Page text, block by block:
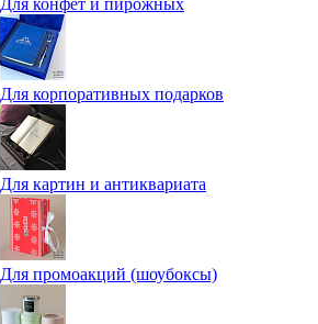
Для конфет и пирожных
Для корпоративных подарков
Для картин и антиквариата
Для промоакций (шоубоксы)